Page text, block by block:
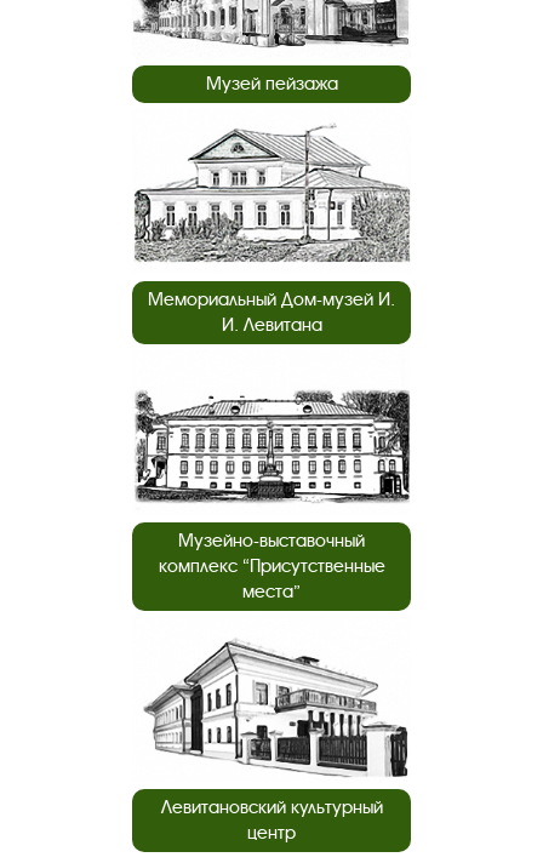
Музей пейзажа
Мемориальный Дом-музей И.
И. Левитана
Музейно-выставочный
комплекс “Присутственные
места”
Левитановский культурный
центр